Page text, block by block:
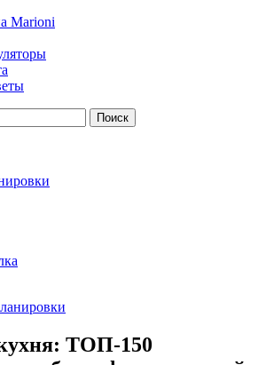
Marioni
ТОП-150